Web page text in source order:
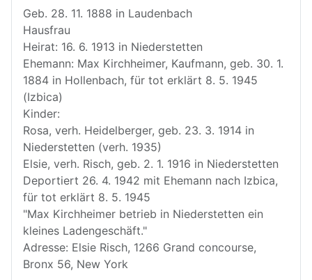
Geb. 28. 11. 1888 in Laudenbach
Hausfrau
Heirat: 16. 6. 1913 in Niederstetten
Ehemann: Max Kirchheimer, Kaufmann, geb. 30. 1.
1884 in Hollenbach, für tot erklärt 8. 5. 1945
(Izbica)
Kinder:
Rosa, verh. Heidelberger, geb. 23. 3. 1914 in
Niederstetten (verh. 1935)
Elsie, verh. Risch, geb. 2. 1. 1916 in Niederstetten
Deportiert 26. 4. 1942 mit Ehemann nach Izbica,
für tot erklärt 8. 5. 1945
"Max Kirchheimer betrieb in Niederstetten ein
kleines Ladengeschäft."
Adresse: Elsie Risch, 1266 Grand concourse,
Bronx 56, New York